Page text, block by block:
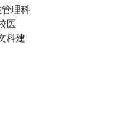
理科
医
科建